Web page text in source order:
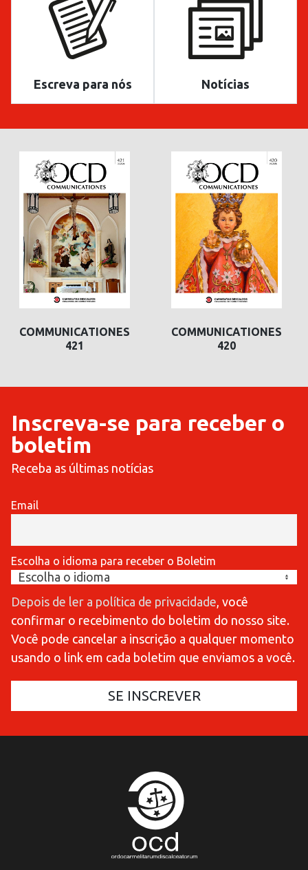
Escreva para nós Notícias
COMMUNICATIONES
421
COMMUNICATIONES
420
Inscreva-se para receber o
boletim
Receba as últimas notícias
Email
Escolha o idioma para receber o Boletim
Depois de ler a política de privacidade, você
confirmar o recebimento do boletim do nosso site.
Você pode cancelar a inscrição a qualquer momento
usando o link em cada boletim que enviamos a você.